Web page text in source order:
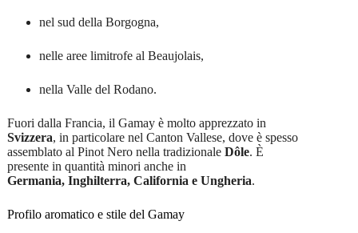
nel sud della Borgogna,
nelle aree limitrofe al Beaujolais,
nella Valle del Rodano.
Fuori dalla Francia, il Gamay è molto apprezzato in
Svizzera, in particolare nel Canton Vallese, dove è spesso
assemblato al Pinot Nero nella tradizionale Dôle. È
presente in quantità minori anche in
Germania, Inghilterra, California e Ungheria.
Profilo aromatico e stile del Gamay